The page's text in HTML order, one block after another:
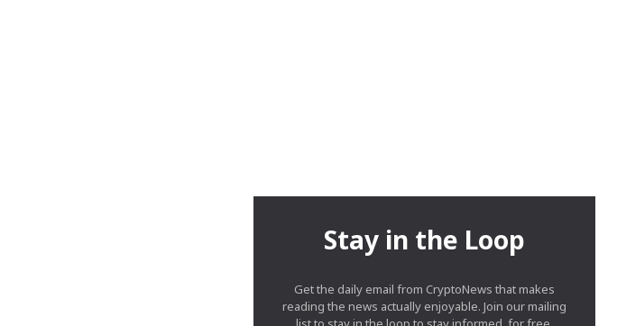
Stay in the Loop
Get the daily email from CryptoNews that makes
reading the news actually enjoyable. Join our mailing